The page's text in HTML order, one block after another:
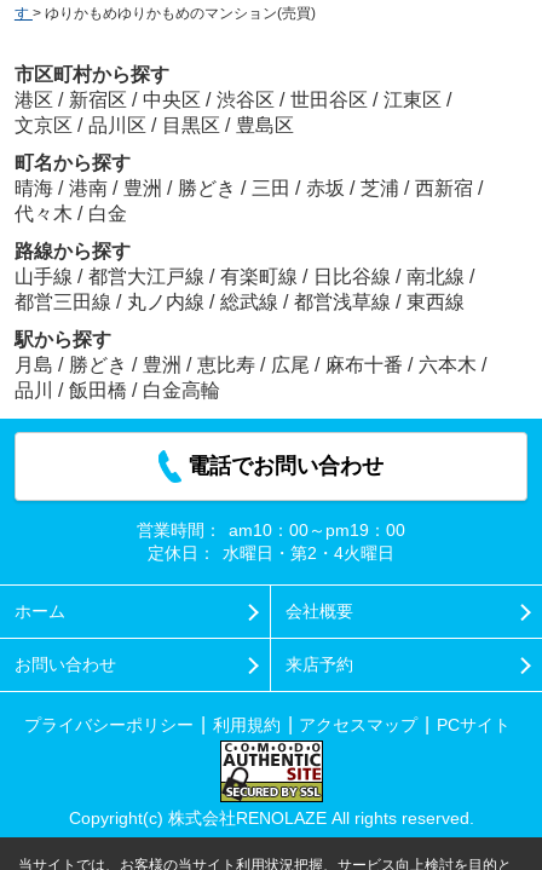
す > ゆりかもめゆりかもめのマンション(売買)
市区町村から探す
港区 / 新宿区 / 中央区 / 渋谷区 / 世田谷区 / 江東区 /
文京区 / 品川区 / 目黒区 / 豊島区
町名から探す
晴海 / 港南 / 豊洲 / 勝どき / 三田 / 赤坂 / 芝浦 / 西新宿 /
代々木 / 白金
路線から探す
山手線 / 都営大江戸線 / 有楽町線 / 日比谷線 / 南北線 /
都営三田線 / 丸ノ内線 / 総武線 / 都営浅草線 / 東西線
駅から探す
月島 / 勝どき / 豊洲 / 恵比寿 / 広尾 / 麻布十番 / 六本木 /
品川
/ 飯田橋 / 白金高輪
電話でお問い合わせ
営業時間：
am10：00～pm19：00
定休日：
水曜日・第2・4火曜日
ホーム 会社概要
お問い合わせ 来店予約
プライバシーポリシー 利用規約 アクセスマップ PCサイト
Copyright(c) 株式会社RENOLAZE All rights reserved.
当サイトでは、お客様の当サイト利用状況把握、サービス向上検討を目的と